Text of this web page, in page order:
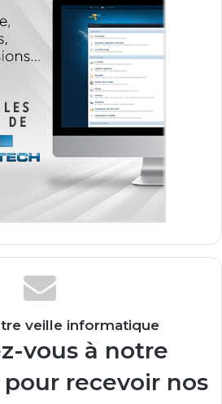
veille informatique
vous à notre
recevoir nos